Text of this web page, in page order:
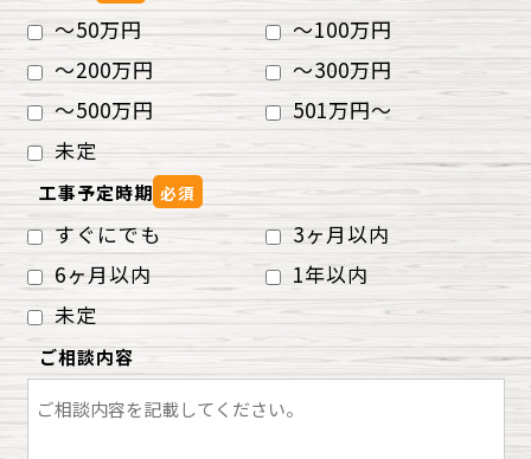
～50万円
～100万円
～200万円
～300万円
～500万円
501万円～
未定
工事予定時期 必須
すぐにでも
3ヶ月以内
6ヶ月以内
1年以内
未定
ご相談内容